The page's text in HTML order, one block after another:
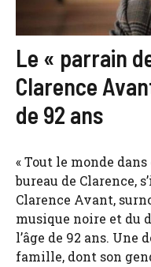
Le « parrain
Clarence
de 92 ans
« Tout le monde
bureau de Clarence,
Clarence Avant,
musique noire et du
l’âge de 92 ans.
famille, dont son